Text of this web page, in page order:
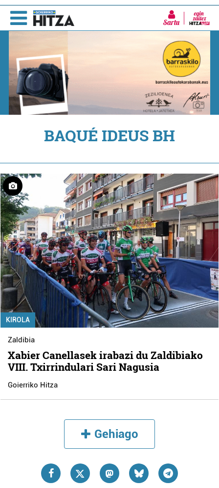
Sartu
BAQUÉ IDEUS BH
KIROLA
Zaldibia
Xabier Canellasek irabazi du Zaldibiako
VIII. Txirrindulari Sari Nagusia
Goierriko Hitza
Gehiago